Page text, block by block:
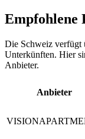
Empfohlene
Die Schweiz verfügt
Unterkünften. Hier
Anbieter.
Anbieter